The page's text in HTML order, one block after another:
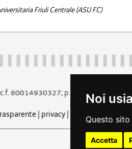
Noi
Questo
Accetta
Friuli Centrale (ASU FC)
c.f. 80014930327; p.iva 00526040324
| privacy| cookie note